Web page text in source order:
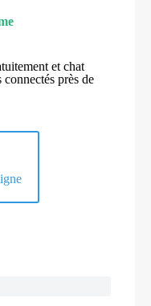
et chat
près de